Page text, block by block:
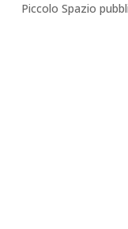
Piccolo Spazio